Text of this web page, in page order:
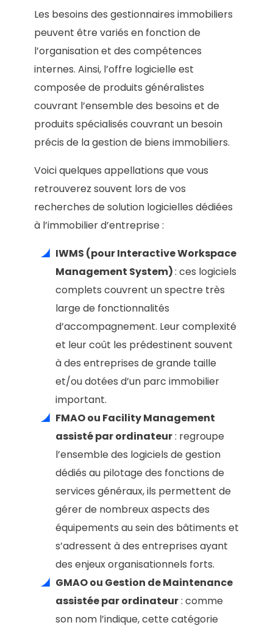
Les besoins des gestionnaires immobiliers
peuvent être variés en fonction de
l’organisation et des compétences
internes. Ainsi, l’offre logicielle est
composée de produits généralistes
couvrant l’ensemble des besoins et de
produits spécialisés couvrant un besoin
précis de la gestion de biens immobiliers.
Voici quelques appellations que vous
retrouverez souvent lors de vos
recherches de solution logicielles dédiées
à l’immobilier d’entreprise :
IWMS (pour Interactive Workspace
Management System): ces logiciels
complets couvrent un spectre très
large de fonctionnalités
d’accompagnement. Leur complexité
et leur coût les prédestinent souvent
à des entreprises de grande taille
et/ou dotées d’un parc immobilier
important.
FMAO ou Facility Management
assisté par ordinateur: regroupe
l’ensemble des logiciels de gestion
dédiés au pilotage des fonctions de
services généraux, ils permettent de
gérer de nombreux aspects des
équipements au sein des bâtiments et
s’adressent à des entreprises ayant
des enjeux organisationnels forts.
GMAO ou Gestion de Maintenance
assistée par ordinateur: comme
son nom l’indique, cette catégorie